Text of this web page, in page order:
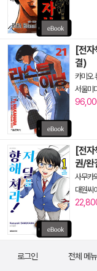
[전
결)
카미오
서울미
[전
권/완
사무카
대원씨
로그인 전체 메뉴